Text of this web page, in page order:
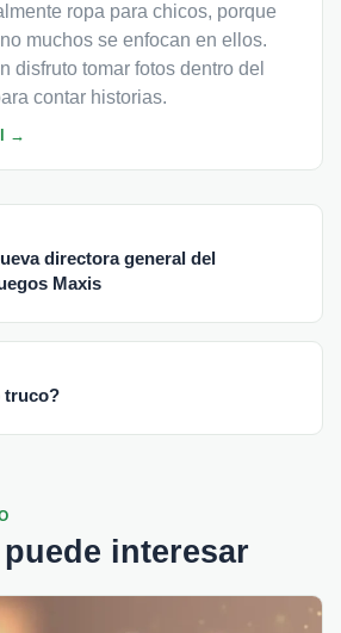
ropa para chicos, porque
muchos se enfocan en ellos.
disfruto tomar fotos dentro del
contar historias.
→
directora general del
Maxis
truco?
interesar